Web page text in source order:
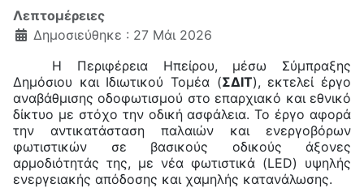
Λεπτομέρειες
Δημοσιεύθηκε : 27 Μάι 2026
Η Περιφέρεια Ηπείρου, μέσω Σύμπραξης
Δημόσιου και Ιδιωτικού Τομέα (ΣΔΙΤ), εκτελεί έργο
αναβάθμισης οδοφωτισμού στο επαρχιακό και εθνικό
δίκτυο με στόχο την οδική ασφάλεια. Το έργο αφορά
την αντικατάσταση παλαιών και ενεργοβόρων
φωτιστικών σε βασικούς οδικούς άξονες
αρμοδιότητάς της, με νέα φωτιστικά (LED) υψηλής
ενεργειακής απόδοσης και χαμηλής κατανάλωσης.